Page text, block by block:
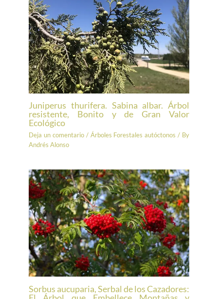
Juniperus thurifera. Sabina albar. Árbol
resistente, Bonito y de Gran Valor
Ecológico
Deja un comentario / Árboles Forestales autóctonos / By
Andrés Alonso
Sorbus aucuparia, Serbal de los Cazadores: